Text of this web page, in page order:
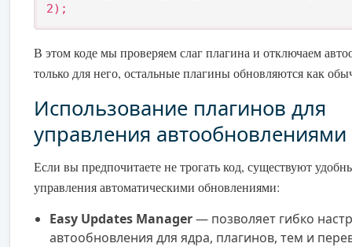
2);
В этом коде мы проверяем слаг плагина и отключаем
только для него, остальные плагины обновляются как
Использование плагинов для
управления автообновлениями
Если вы предпочитаете не трогать код, существуют
управления автоматическими обновлениями:
Easy Updates Manager— позволяет гибко
автообновления для ядра, плагинов, тем и